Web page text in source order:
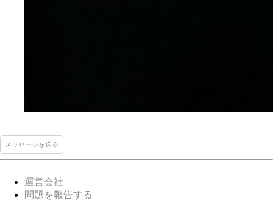
メッセージを送る
運営会社
問題を報告する